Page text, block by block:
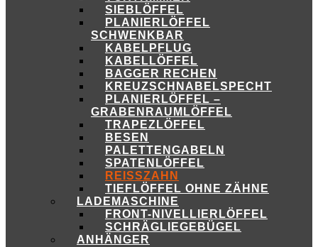
SIEBLÖFFEL
PLANIERLÖFFEL
SCHWENKBAR
KABELPFLUG
KABELLÖFFEL
BAGGER RECHEN
KREUZSCHNABELSPECHT
PLANIERLÖFFEL –
GRABENRAUMLÖFFEL
TRAPEZLÖFFEL
BESEN
PALETTENGABELN
SPATENLÖFFEL
REISSZAHN
TIEFLÖFFEL OHNE ZÄHNE
LADEMASCHINE
FRONT-NIVELLIERLÖFFEL
SCHRÄGLIEGEBÜGEL
ANHÄNGER